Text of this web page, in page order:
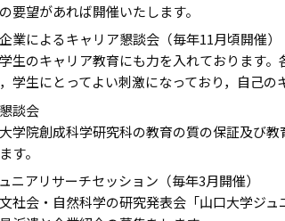
要望があれば開催いたします。
業によるキャリア懇談会（毎年11月頃開催）
生のキャリア教育にも力を入れております
学生にとってよい刺激になっており，自己の
談会
学院創成科学研究科の教育の質の保証及び
す。
ニアリサーチセッション（毎年3月開催）
社会・自然科学の研究発表会「山口大学ジ